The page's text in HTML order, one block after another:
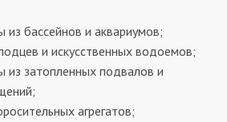
из бассейнов и аквариумов;
и искусственных водоемов;
из затопленных подвалов и
агрегатов;